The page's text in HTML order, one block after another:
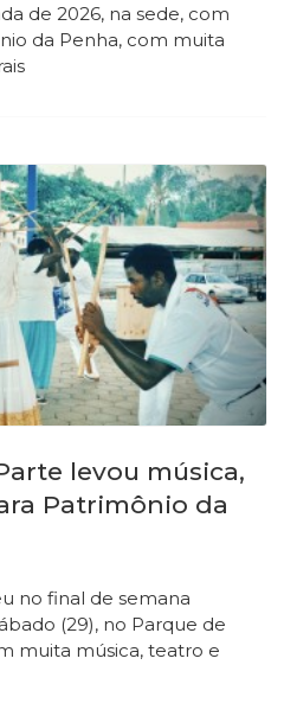
de 2026, na sede, com
da Penha, com muita
levou música,
Patrimônio da
no final de semana
(29), no Parque de
muita música, teatro e